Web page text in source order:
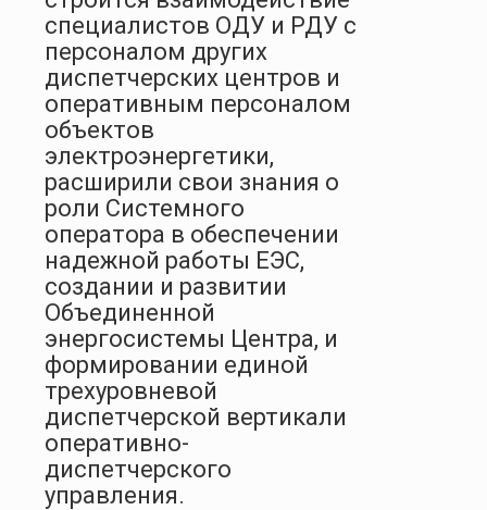
специалистов ОДУ и РДУ с
персоналом других
диспетчерских центров и
оперативным персоналом
объектов
электроэнергетики,
расширили свои знания о
роли Системного
оператора в обеспечении
надежной работы ЕЭС,
создании и развитии
Объединенной
энергосистемы Центра, и
формировании единой
трехуровневой
диспетчерской вертикали
оперативно-
диспетчерского
управления.